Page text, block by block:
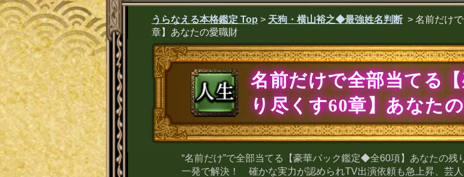
うらなえる本格鑑定 Top > 天狗・横山裕之◆最強姓名判断 > 名前だけ
章】あなたの愛職財
名前だけで全部当てる
り尽くす60章】あなた
“名前だけ”で全部当てる【豪華パック鑑定◆全60項】あなたの残
一発で解決！ 確かな実力が認められTV出演依頼も急上昇、芸